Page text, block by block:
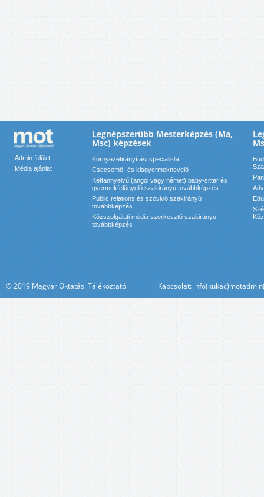
Admin felület
Média ajánlat
Legnépszerűbb Mesterképzés (Ma,
Msc) képzések
Környezetirányítási specialista
Csecsemő- és kisgyermeknevelő
Kéttannyelvű (angol vagy német) baby-sitter és
gyermekfelügyelő szakirányú továbbképzés
Public relations és szóvivő szakirányú
továbbképzés
Közszolgálati média szerkesztő szakirányú
továbbképzés
© 2019 Magyar Oktatási Tájékoztató Kapcsolat: